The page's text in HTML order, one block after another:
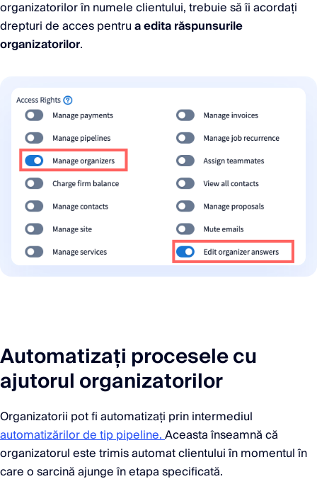
organizatorilor în numele clientului, trebuie să îi acordați
drepturi de acces pentrua edita răspunsurile
organizatorilor.
Automatizați procesele cu
ajutorul organizatorilor
Organizatorii pot fi automatizați prin intermediul
automatizărilor de tip pipeline.Aceasta înseamnă că
organizatorul este trimis automat clientului în momentul în
care o sarcină ajunge în etapa specificată.